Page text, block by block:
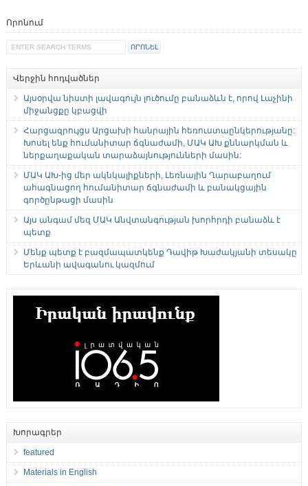
Որոնում
Վերջին հոդվածներ
Այսօրվա նիստի լավագույն լուծումը բանաձևն է, որով Լաչինի
միջանցքը կբացվի
Հարցազրույցս Արցախի հանրային հեռուստաընկերությանը:
Խոսել ենք հումանիտար ճգնաժամի, ՄԱԿ ԱԽ քննարկման և
ներքաղաքական տարաձայնությունների մասին:
ՄԱԿ ԱԽ-ից մեր ակնկալիքների, Լեռնային Ղարաբաղում
ահագնացող հումանիտար ճգնաժամի և բանակցային
գործընթացի մասին
Այս անգամ մեզ ՄԱԿ Անվտանգության խորհրդի բանաձև է
պետք
Մենք պետք է բազմապատկենք Դավիթ Խաժակյանի տեսակը
Երևանի ավագանու կազմում
Խորագրեր
featured
Materials in English